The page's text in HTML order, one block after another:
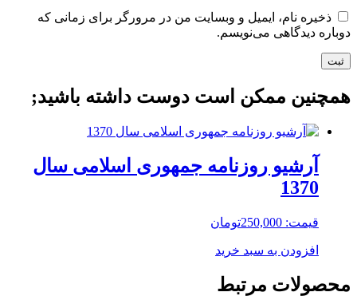
ذخیره نام، ایمیل و وبسایت من در مرورگر برای زمانی که
دوباره دیدگاهی می‌نویسم.
همچنین ممکن است دوست داشته باشید;
آرشیو روزنامه جمهوری اسلامی سال
1370
قیمت: 250,000تومان
افزودن به سبد خرید
محصولات مرتبط